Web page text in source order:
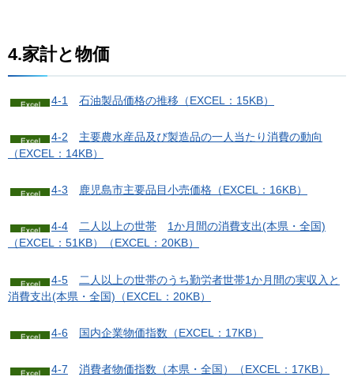
4.家計と物価
4-1 石油製品価格の推移（EXCEL：15KB）
4-2 主要農水産品及び製造品の一人当たり消費の動向
（EXCEL：14KB）
4-3 鹿児島市主要品目小売価格（EXCEL：16KB）
4-4 二人以上の世帯
1か月間の消費支出(本県・全国)
（EXCEL：51KB）
（EXCEL：20KB）
4-5 二 人以上の世帯のうち勤労者世帯1か月間の実収入と
消費支出(本県・全国)（EXCEL：20KB）
4-6 国内企業物価指数（EXCEL：17KB）
4-7 消費者物価指数（本県・全国）（EXCEL：17KB）